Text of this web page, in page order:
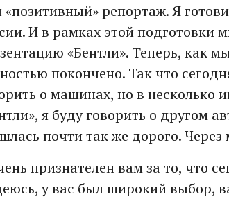
«позитивный» репортаж. Я
И в рамках этой подготовки
«Бентли». Теперь, как
покончено. Так что
о машинах, но в несколько
я буду говорить о другом
почти так же дорого.
признателен вам за то, что
у вас был широкий выбор,